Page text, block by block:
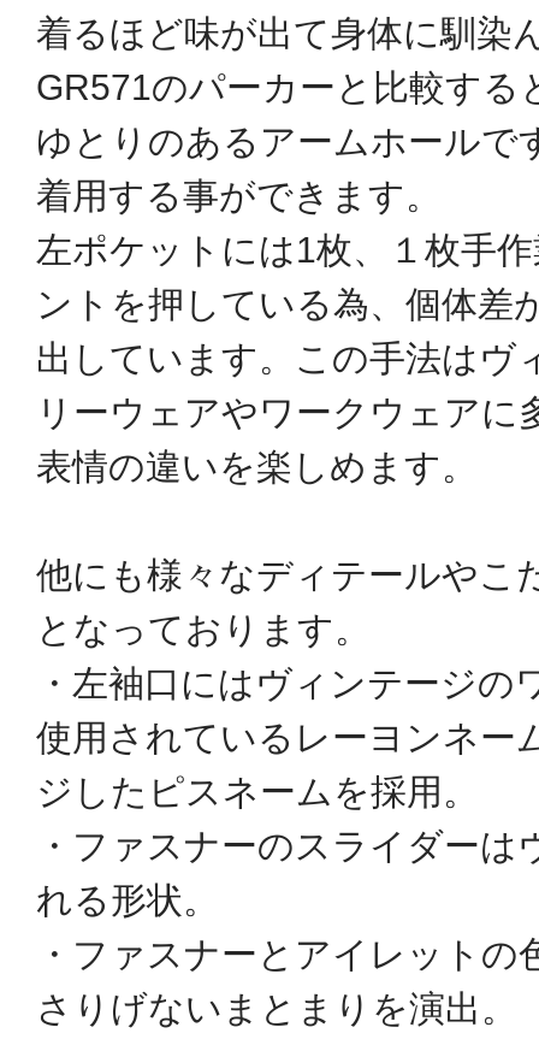
着るほど味が出て身体に馴染
GR571のパーカーと比較する
ゆとりのあるアームホールで
着用する事ができます。
左ポケットには1枚、１枚手
ントを押している為、個体差
出しています。この手法はヴ
リーウェアやワークウェアに
表情の違いを楽しめます。
他にも様々なディテールやこ
となっております。
・左袖口にはヴィンテージの
使用されているレーヨンネー
ジしたピスネームを採用。
・ファスナーのスライダーは
れる形状。
・ファスナーとアイレットの
さりげないまとまりを演出。